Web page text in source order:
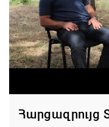
Հարցազրույց